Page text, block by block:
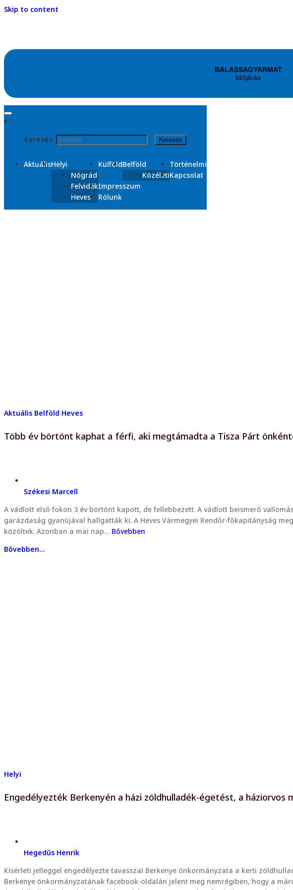
Skip to content
Keresés:
AktuálisHelyi
Nógrád
Felvidék
Heves
KülföldBelföld
Közéleti
Történelmi
Kapcsolat
Impresszum
Rólunk
március
Nap:2025. március 27.
Aktuális Belföld Heves
Több év börtönt kaphat a férfi, aki megtámadta a Tisza Párt
Székesi Marcell
A vádlott első fokon 3 év börtönt kapott, de fellebbezett. A vádlott beismerő
garázdaság gyanújával hallgatták ki. A Heves Vármegyei Rendőr-főkapitányság
közöltek. Azonban a mai nap… Bővebben
Bővebben...
Helyi
Engedélyezték Berkenyén a házi zöldhulladék-égetést, a háziorvos
Hegedűs Henrik
Kísérleti jelleggel engedélyezte tavasszal Berkenye önkormányzata a kerti
Berkenye önkormányzatának facebook-oldalán jelent meg nemrégiben, hogy a